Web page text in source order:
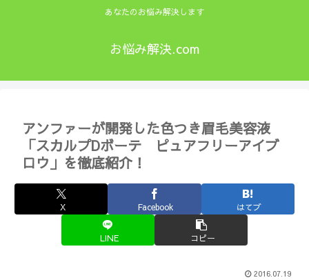
あなたのお悩み解決します
お悩み解決.com
アンファーが開発した色つき眉毛美容液
「スカルプDボーテ ピュアフリーアイブ
ロウ」を徹底紹介！
X Facebook はてブ
LINE コピー
2016.07.19